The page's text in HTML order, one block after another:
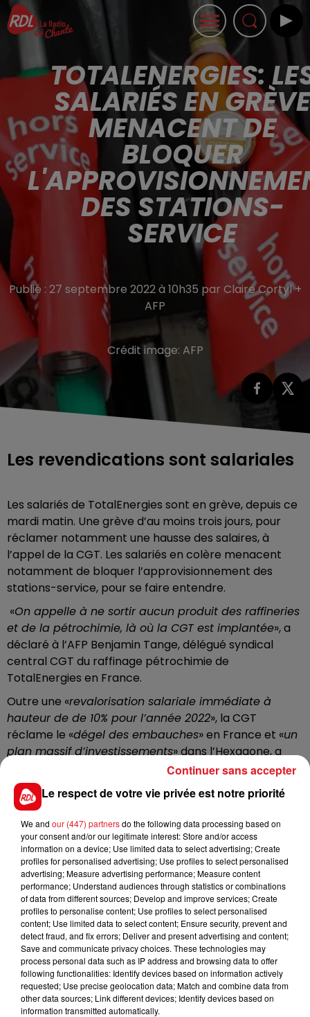
TOTALENERGIES:
SALARIÉS EN GRÈVE
MENACENT DE
BLOQUER
DES STATIONS-
SERVICE
Publié : 27 septembre 2022 à 10h35 par Claire Cortyl +
AFP
Crédit image: AFP
Les revendications sont salariales
Les salariés de TotalEnergies sont en grève, depuis ce
mardi matin. Une grève d’au moins trois jours, pour
réclamer notamment une hausse des salaires, à
l’appel de la CGT. Les salariés en colère menacent
notamment de bloquer l’approvisionnement des
stations-service, pour se faire entendre.
«On appelle à ne sortir aucun produit des raffineries
et de la pétrochimie, là où la CGT est implantée», a
déclaré à l’AFP Benjamin Tange, délégué syndical
central CGT du raffinage pétrochimie de
TotalEnergies en France.
Outre une «revalorisation salariale immédiate à
hauteur de de 10% pour l’année 2022», la CGT
réclame le «dégel des embauches» en France et «un
plan massif d’investissements» dans l’Hexagone, a
rappelé M. Tange, soulignant que ces revendications
avaient déjà été à l’origine de mouvements le 24 juin
et le 28 juillet derniers.
Outre des perturbations dans l’approvisionnement
des stations en carburants, il a estimé que la
production des raffineries pourrait connaître une
baisse des débits de 20 à 30%, en cas de forte
mobilisation.
TotalEnergiesemploie en France 35 000 salariés, en
comptant ses filiales.
Le respect de votre vie privée est notre priorité
We and our (447) partnersdo the following data processing based on
your consent and/or our legitimate interest: Store and/or access
information on a device; Use limited data to select advertising; Create
profiles for personalised advertising; Use profiles to select personalised
advertising; Measure advertising performance; Measure content
performance; Understand audiences through statistics or combinations
of data from different sources; Develop and improve services; Create
profiles to personalise content; Use profiles to select personalised
content; Use limited data to select content; Ensure security, prevent and
detect fraud, and fix errors; Deliver and present advertising and content;
Save and communicate privacy choices. These technologies may
process personal data such as IP address and browsing data to offer
following functionalities: Identify devices based on information actively
requested; Use precise geolocation data; Match and combine data from
other data sources; Link different devices; Identify devices based on
information transmitted automatically.
Continuer sans accepter